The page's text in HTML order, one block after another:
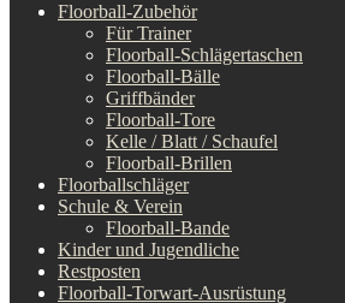
Floorball-Zubehör
Für Trainer
Floorball-Schlägertaschen
Floorball-Bälle
Griffbänder
Floorball-Tore
Kelle / Blatt / Schaufel
Floorball-Brillen
Floorballschläger
Schule & Verein
Floorball-Bande
Kinder und Jugendliche
Restposten
Floorball-Torwart-Ausrüstung